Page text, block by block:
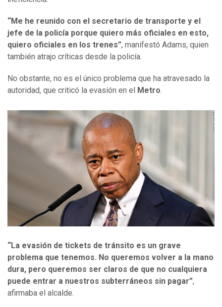
“Me he reunido con el secretario de transporte y el
jefe de la policía porque quiero más oficiales en esto,
quiero oficiales en los trenes”, manifestó Adams, quien
también atrajo críticas desde la policía.
No obstante, no es el único problema que ha atravesado la
autoridad, que criticó la evasión en el
Metro.
“La evasión de tickets de tránsito es un grave
problema que tenemos. No queremos volver a la mano
dura, pero queremos ser claros de que no cualquiera
puede entrar a nuestros subterráneos sin pagar”,
afirmaba el alcalde.